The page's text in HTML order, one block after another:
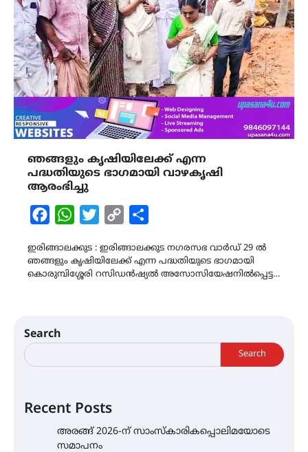
ഞങ്ങളും കൃഷിയിലേക്ക് എന്ന
പദ്ധതിയുടെ ഭാഗമായി വാഴകൃഷി
ആരംഭിച്ചു
FacebookWhatsAppTwitterCopy
ഇരിങ്ങാലക്കുട : ഇരിങ്ങാലക്കുട നഗരസഭ വാർഡ് 29 ൽ
ഞങ്ങളും കൃഷിയിലേക്ക് എന്ന പദ്ധതിയുടെ ഭാഗമായി
കൊരുമ്പിശ്ശേരി റസിഡൻഷ്യൽ അസോസിയേഷനിൽപ്പെട്ട…
Search
Search
Recent Posts
അരങ്ങ് 2026-ന് സാംസ്കാരികപ്പൊലിമയോടെ
സമാപനം